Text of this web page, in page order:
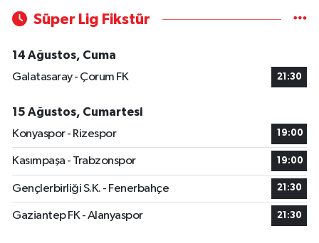
Süper Lig Fikstür
14 Ağustos, Cuma
Galatasaray - Çorum FK
21:30
15 Ağustos, Cumartesi
Konyaspor - Rizespor
19:00
Kasımpaşa - Trabzonspor 19:00
Gençlerbirliği S.K. - Fenerbahçe 21:30
Gaziantep FK - Alanyaspor 21:30